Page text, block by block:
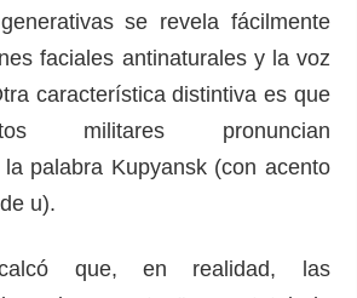
se revela fácilmente
faciales antinaturales y la voz
característica distintiva es que
militares pronuncian
palabra Kupyansk (con acento
u).
que, en realidad, las